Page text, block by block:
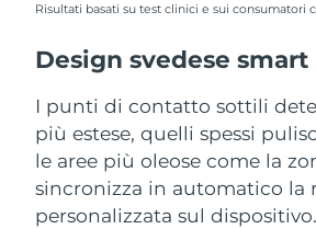
Risultati basati su test clinici e sui consumatori
Design svedese smart
I punti di contatto sottili
più estese, quelli spessi
le aree più oleose come la
sincronizza in automatico la
personalizzata sul dispositivo.